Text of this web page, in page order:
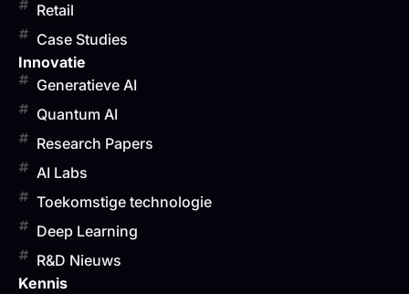
Retail
Case Studies
Innovatie
Generatieve AI
Quantum AI
Research Papers
AI Labs
Toekomstige technologie
Deep Learning
R&D Nieuws
Kennis